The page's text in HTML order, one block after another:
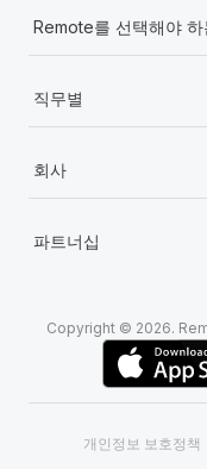
Remote를 선택해야 하
직무별
회사
파트너십
Copyright © 2026.
개인정보 보호정책